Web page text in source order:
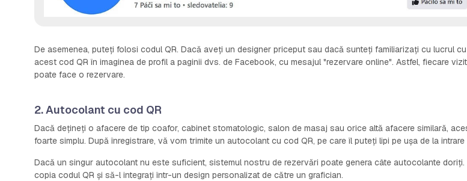
De asemenea, puteți folosi codul QR. Dacă aveți un designer priceput sau dacă sunteți familiarizați cu lucrul
acest cod QR în imaginea de profil a paginii dvs. de Facebook, cu mesajul "rezervare online". Astfel, fiecare
poate face o rezervare.
2. Autocolant cu cod QR
Dacă dețineți o afacere de tip coafor, cabinet stomatologic, salon de masaj sau orice altă afacere similară,
foarte simplu. După înregistrare, vă vom trimite un autocolant cu cod QR, pe care îl puteți lipi pe ușa de la
Dacă un singur autocolant nu este suficient, sistemul nostru de rezervări poate genera câte autocolante doriți.
copia codul QR și să-l integrați într-un design personalizat de către un grafician.